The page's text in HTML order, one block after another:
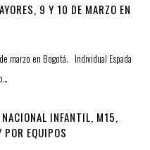
9 Y 10 DE MARZO EN
marzo en Bogotá. Individual Espada
NACIONAL INFANTIL, M15,
EQUIPOS